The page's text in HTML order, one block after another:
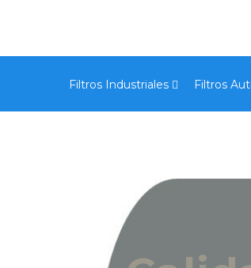
Filtros Industriales Filtros